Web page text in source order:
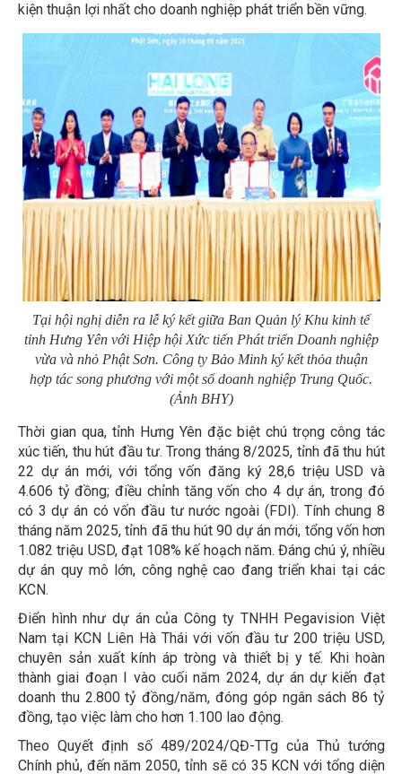
kiện thuận lợi nhất cho doanh nghiệp phát triển bền vững.
Tại hội nghị diễn ra lễ ký kết giữa Ban Quản lý Khu kinh tế
tỉnh Hưng Yên với Hiệp hội Xức tiến Phát triển Doanh nghiệp
vừa và nhỏ Phật Sơn. Công ty Bảo Minh ký kết thỏa thuận
hợp tác song phương với một số doanh nghiệp Trung Quốc.
(Ảnh BHY)
Thời gian qua, tỉnh Hưng Yên đặc biệt chú trọng công tác
xúc tiến, thu hút đầu tư. Trong tháng 8/2025, tỉnh đã thu hút
22 dự án mới, với tổng vốn đăng ký 28,6 triệu USD và
4.606 tỷ đồng; điều chỉnh tăng vốn cho 4 dự án, trong đó
có 3 dự án có vốn đầu tư nước ngoài (FDI). Tính chung 8
tháng năm 2025, tỉnh đã thu hút 90 dự án mới, tổng vốn hơn
1.082 triệu USD, đạt 108% kế hoạch năm. Đáng chú ý, nhiều
dự án quy mô lớn, công nghệ cao đang triển khai tại các
KCN.
Điển hình như dự án của Công ty TNHH Pegavision Việt
Nam tại KCN Liên Hà Thái với vốn đầu tư 200 triệu USD,
chuyên sản xuất kính áp tròng và thiết bị y tế. Khi hoàn
thành giai đoạn I vào cuối năm 2024, dự án dự kiến đạt
doanh thu 2.800 tỷ đồng/năm, đóng góp ngân sách 86 tỷ
đồng, tạo việc làm cho hơn 1.100 lao động.
Theo Quyết định số 489/2024/QĐ-TTg của Thủ tướng
Chính phủ, đến năm 2050, tỉnh sẽ có 35 KCN với tổng diện